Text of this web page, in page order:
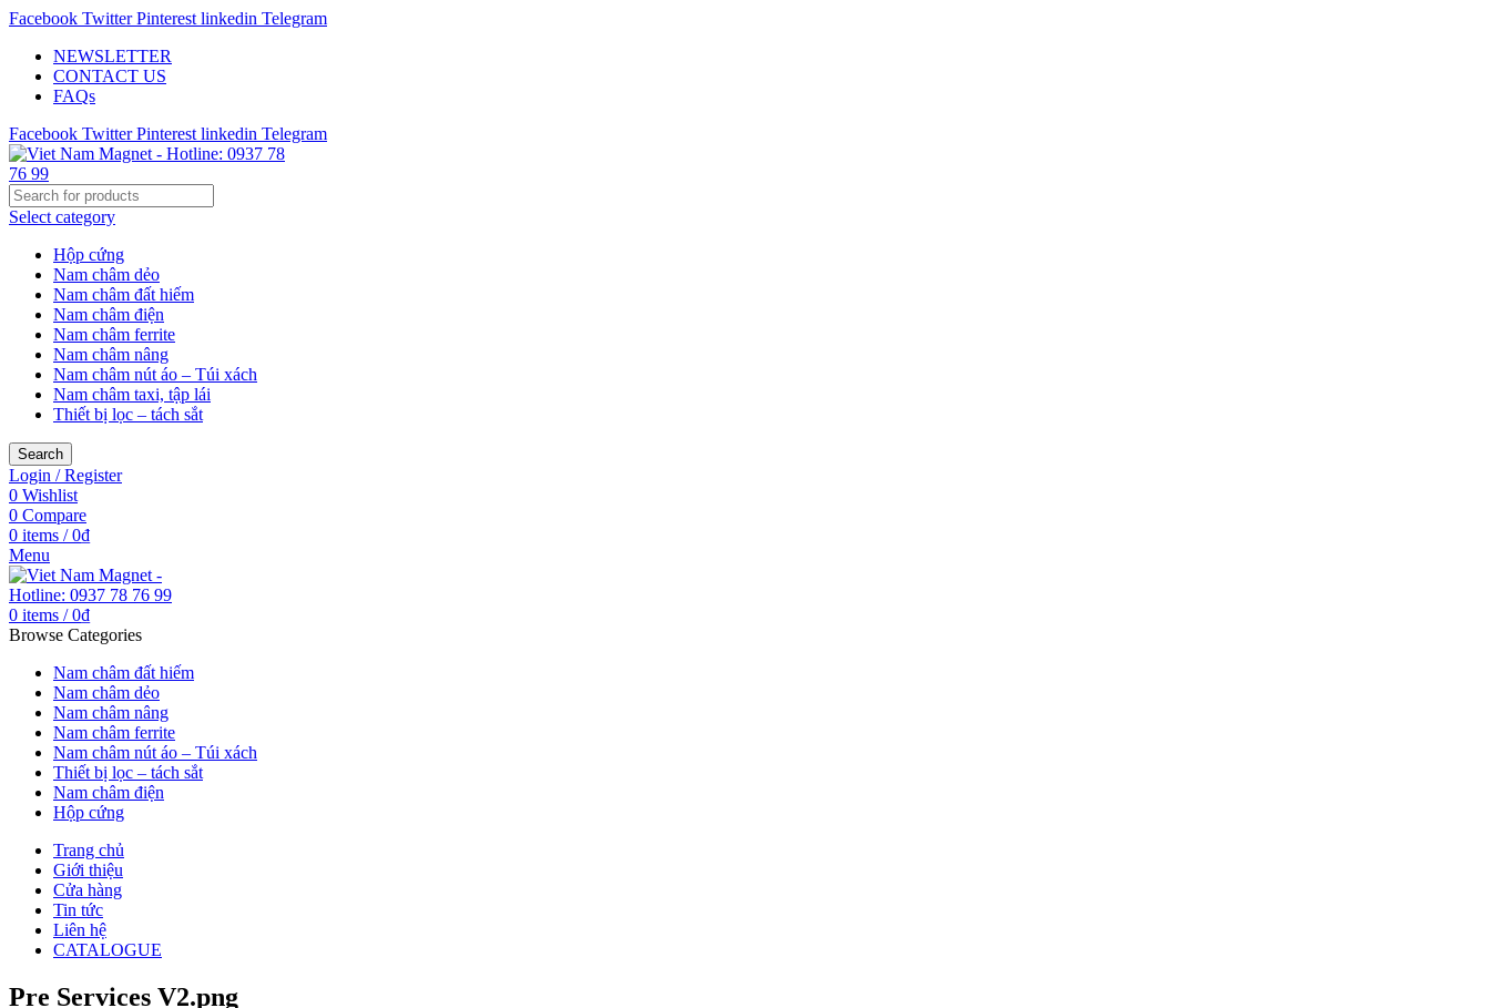
Facebook Twitter Pinterest linkedin Telegram
NEWSLETTER
CONTACT US
FAQs
Facebook Twitter Pinterest linkedin Telegram
Select category
Hộp cứng
Nam châm dẻo
Nam châm đất hiếm
Nam châm điện
Nam châm ferrite
Nam châm nâng
Nam châm nút áo – Túi xách
Nam châm taxi, tập lái
Thiết bị lọc – tách sắt
Search
Login / Register
0 Wishlist
0 Compare
0 items / 0₫
Menu
0 items / 0₫
Browse Categories
Nam châm đất hiếm
Nam châm dẻo
Nam châm nâng
Nam châm ferrite
Nam châm nút áo – Túi xách
Thiết bị lọc – tách sắt
Nam châm điện
Hộp cứng
Trang chủ
Giới thiệu
Cửa hàng
Tin tức
Liên hệ
CATALOGUE
Pre Services V2.png